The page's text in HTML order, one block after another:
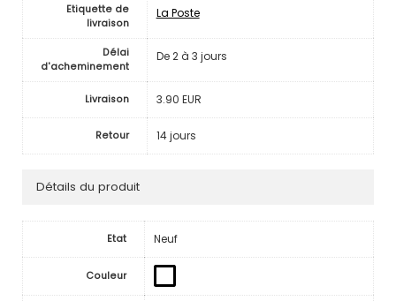
Etiquette de
livraison
La Poste
Délai
d'acheminement
De 2 à 3 jours
Livraison 3.90 EUR
Retour 14 jours
Détails du produit
Etat Neuf
Couleur